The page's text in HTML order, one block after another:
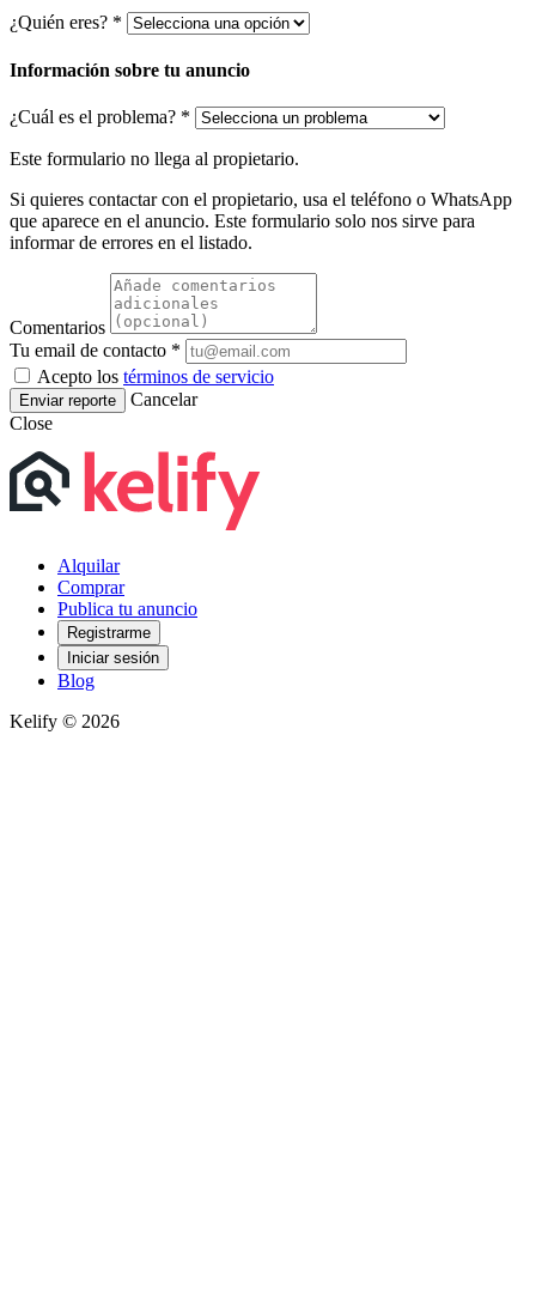
¿Quién eres? *
Información sobre tu anuncio
¿Cuál es el problema? *
Este formulario no llega al propietario.
Si quieres contactar con el propietario, usa el teléfono o WhatsApp
que aparece en el anuncio. Este formulario solo nos sirve para
informar de errores en el listado.
Comentarios
Tu email de contacto *
Acepto los términos de servicio
Enviar reporte
Cancelar
Close
Alquilar
Comprar
Publica tu anuncio
Registrarme
Iniciar sesión
Blog
Kelify © 2026